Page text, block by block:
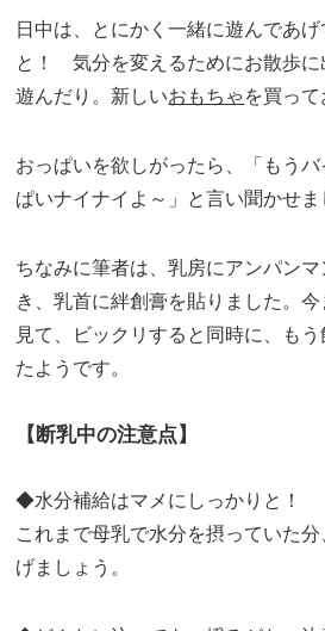
日中は、とにかく一緒に遊んであげ
と！ 気分を変えるためにお散歩に
遊んだり。新しいおもちゃ を買って
おっぱいを欲しがったら、「もう
ぱいナイナイよ～」と言い聞かせま
ちなみに筆者は、乳房にアンパン
き、乳首に絆創膏を貼りました。
見て、ビックリすると同時に、も
たようです。
【断乳中の注意点】
◆水分補給はマメにしっかりと！
これまで母乳で水分を摂っていた
げましょう。